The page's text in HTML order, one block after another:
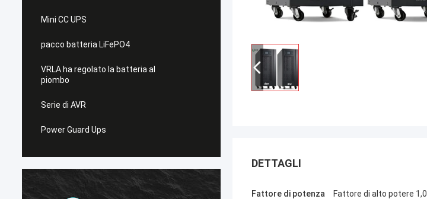
Mini CC UPS
pacco batteria LiFePO4
VRLA ha regolato la batteria al
piombo
Serie di AVR
Power Guard Ups
DETTAGLI
Fattore di potenza Fattore di alto potere 1,0